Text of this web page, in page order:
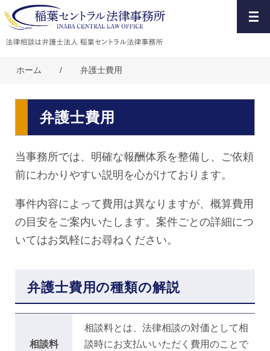
ホーム / 弁護士費用
弁護士費用
当事務所では、明確な報酬体系を整備し、ご依頼
前にわかりやすい説明を心がけております。
事件内容によって費用は異なりますが、概算費用
の目安をご案内いたします。案件ごとの詳細につ
いてはお気軽にお尋ねください。
弁護士費用の種類の解説
相談料
相談料とは、法律相談の対価として相
談時にお支払いいただく費用のことで